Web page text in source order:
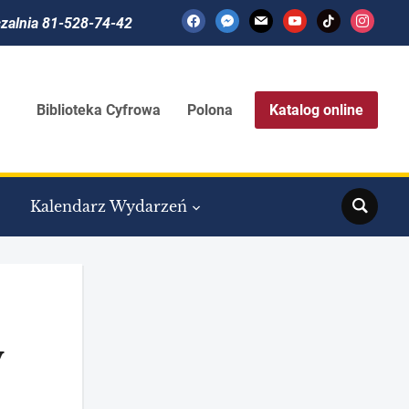
facebookmessenger
mail youtubetiktok instagram
81-528-74-42
Biblioteka Cyfrowa Polona Katalog online
Kalendarz Wydarzeń Search